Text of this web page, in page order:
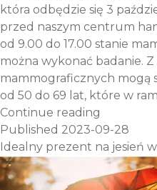
która odbędzie się 3
przed naszym centrum
od 9.00 do 17.00 stanie
można wykonać badanie.
mammograficznych mogą
od 50 do 69 lat, które w
Continue reading
na
zatroszcz
się
o zdrowie
Published 2023-09-28
Idealny prezent na jesień